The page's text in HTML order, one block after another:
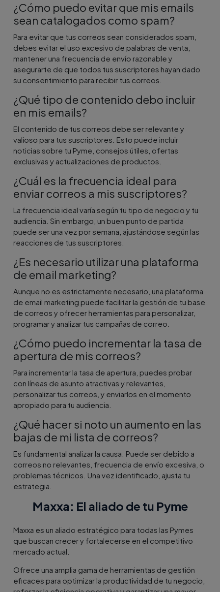
¿Cómo puedo evitar que mis emails
sean catalogados como spam?
Para evitar que tus correos sean considerados spam,
debes evitar el uso excesivo de palabras de venta,
mantener una frecuencia de envío razonable y
asegurarte de que todos tus suscriptores hayan dado
su consentimiento para recibir tus correos.
¿Qué tipo de contenido debo incluir
en mis emails?
El contenido de tus correos debe ser relevante y
valioso para tus suscriptores. Esto puede incluir
noticias sobre tu Pyme, consejos útiles, ofertas
exclusivas y actualizaciones de productos.
¿Cuál es la frecuencia ideal para
enviar correos a mis suscriptores?
La frecuencia ideal varía según tu tipo de negocio y tu
audiencia. Sin embargo, un buen punto de partida
puede ser una vez por semana, ajustándose según las
reacciones de tus suscriptores.
¿Es necesario utilizar una plataforma
de email marketing?
Aunque no es estrictamente necesario, una plataforma
de email marketing puede facilitar la gestión de tu base
de correos y ofrecer herramientas para personalizar,
programar y analizar tus campañas de correo.
¿Cómo puedo incrementar la tasa de
apertura de mis correos?
Para incrementar la tasa de apertura, puedes probar
con líneas de asunto atractivas y relevantes,
personalizar tus correos, y enviarlos en el momento
apropiado para tu audiencia.
¿Qué hacer si noto un aumento en las
bajas de mi lista de correos?
Es fundamental analizar la causa. Puede ser debido a
correos no relevantes, frecuencia de envío excesiva, o
problemas técnicos. Una vez identificado, ajusta tu
estrategia.
Maxxa: El aliado de tu Pyme
Maxxa es un aliado estratégico para todas las Pymes
que buscan crecer y fortalecerse en el competitivo
mercado actual.
Ofrece una amplia gama de herramientas de gestión
eficaces para optimizar la productividad de tu negocio,